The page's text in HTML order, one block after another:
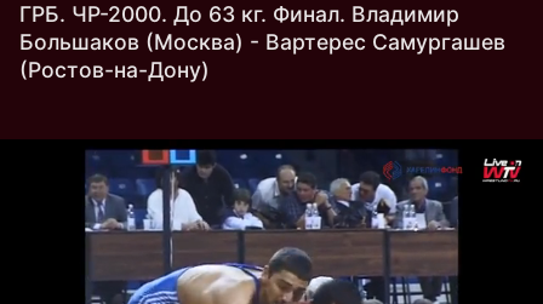
ГРБ. ЧР-2000. До 63 кг. Финал. Владимир
Большаков (Москва) - Вартерес Самургашев
(Ростов-на-Дону)